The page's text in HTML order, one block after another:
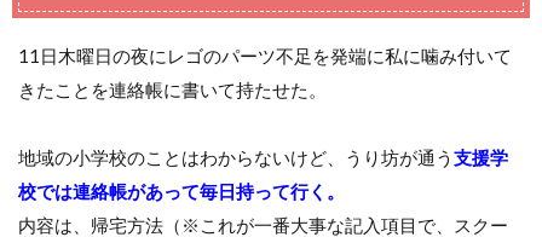
11日木曜日の夜にレゴのパーツ不足を発端に私に噛み付いて
きたことを連絡帳に書いて持たせた。
地域の小学校のことはわからないけど、うり坊が通う 支援学
校では連絡帳があって毎日持って行く。
内容は、帰宅方法（※これが一番大事な記入項目で、スクー